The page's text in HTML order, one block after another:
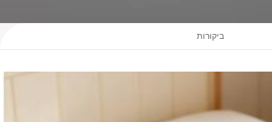
ביקורות